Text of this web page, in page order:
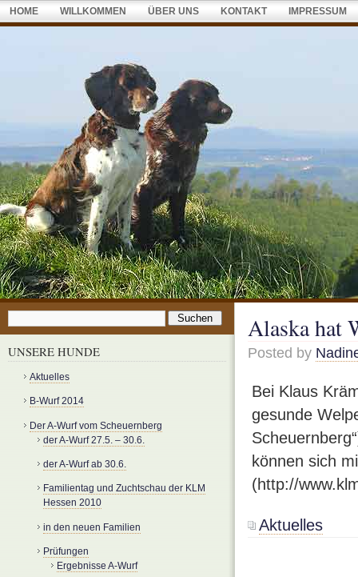
HOME WILLKOMMEN ÜBER UNS KONTAKT IMPRESSUM
Alaska hat
Posted by
Bei Klaus
gesunde
können sich
(http://
Aktuelles
UNSERE HUNDE
Aktuelles
B-Wurf 2014
Der A-Wurf vom Scheuernberg
der A-Wurf 27.5. – 30.6.
der A-Wurf ab 30.6.
Familientag und Zuchtschau der KLM
Hessen 2010
in den neuen Familien
Prüfungen
Ergebnisse A-Wurf